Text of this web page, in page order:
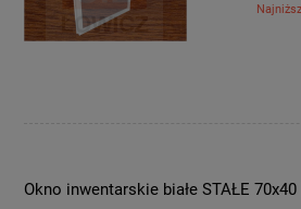
Okno inwentarskie białe STAŁE 70x40